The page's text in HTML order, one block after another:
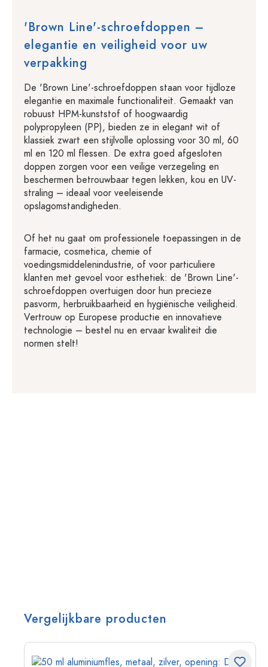
'Brown Line'-schroefdoppen –
elegantie en veiligheid voor uw
verpakking
De 'Brown Line'-schroefdoppen staan voor tijdloze
elegantie en maximale functionaliteit. Gemaakt van
robuust HPM-kunststof of hoogwaardig
polypropyleen (PP), bieden ze in elegant wit of
klassiek zwart een stijlvolle oplossing voor 30 ml, 60
ml en 120 ml flessen. De extra goed afgesloten
doppen zorgen voor een veilige verzegeling en
beschermen betrouwbaar tegen lekken, kou en UV-
straling – ideaal voor veeleisende
opslagomstandigheden.
Of het nu gaat om professionele toepassingen in de
farmacie, cosmetica, chemie of
voedingsmiddelenindustrie, of voor particuliere
klanten met gevoel voor esthetiek: de 'Brown Line'-
schroefdoppen overtuigen door hun precieze
pasvorm, herbruikbaarheid en hygiënische veiligheid.
Vertrouw op Europese productie en innovatieve
technologie – bestel nu en ervaar kwaliteit die
normen stelt!
Vergelijkbare producten